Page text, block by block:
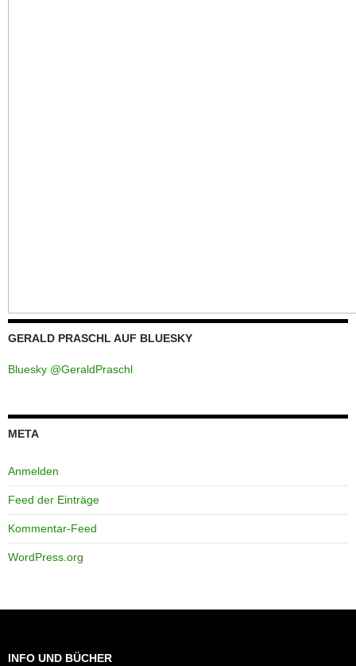
GERALD PRASCHL AUF BLUESKY
Bluesky @GeraldPraschl
META
Anmelden
Feed der Einträge
Kommentar-Feed
WordPress.org
INFO UND BÜCHER